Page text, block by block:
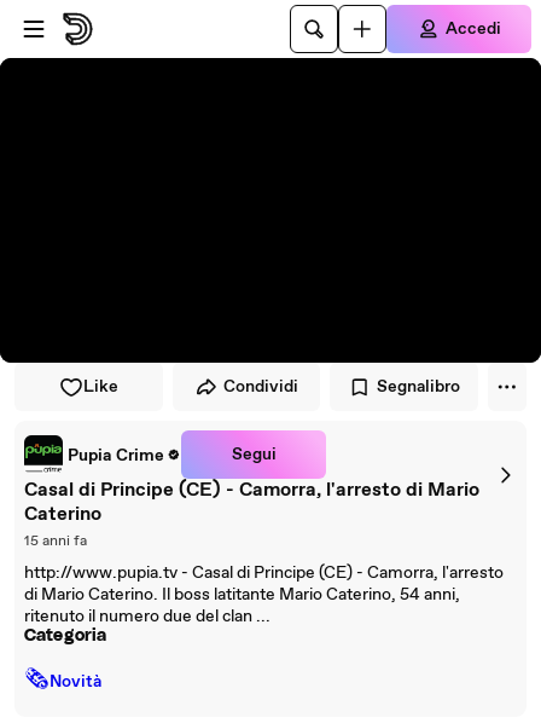
Vai al lettore
Passa al contenuto principale
Accedi
Like Condividi Segnalibro
Pupia Crime Segui
Casal di Principe (CE) - Camorra, l'arresto di Mario
Caterino
15 anni fa
http://www.pupia.tv - Casal di Principe (CE) - Camorra, l'arresto
di Mario Caterino. Il boss latitante Mario Caterino, 54 anni,
ritenuto il numero due del clan ...
Categoria
🗞Novità